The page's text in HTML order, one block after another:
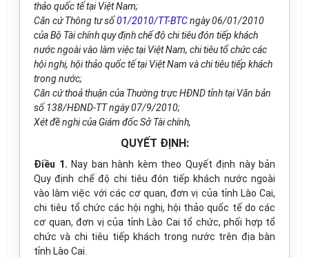
thảo quốc tế tại Việt Nam;
Căn cứ Thông tư số01/2010/TT-BTCngày 06/01/2010
của Bộ Tài chính quy định chế độ chi tiêu đón tiếp khách
nước ngoài vào làm việc tại Việt Nam, chi tiêu tổ chức các
hội nghị, hội thảo quốc tế tại Việt Nam và chi tiêu tiếp khách
trong nước;
Căn cứ thoả thuận của Thường trực HĐND tỉnh tại Văn bản
số 138/HĐND-TT ngày 07/9/2010;
Xét đề nghị của Giám đốc Sở Tài chính,
QUYẾT ĐỊNH:
Điều 1. Nay ban hành kèm theo Quyết định này bản
Quy định chế độ chi tiêu đón tiếp khách nước ngoài
vào làm việc với các cơ quan, đơn vị của tỉnh Lào Cai,
chi tiêu tổ chức các hội nghị, hội thảo quốc tế do các
cơ quan, đơn vị của tỉnh Lào Cai tổ chức, phối hợp tổ
chức và chi tiêu tiếp khách trong nước trên địa bàn
tỉnh Lào Cai.